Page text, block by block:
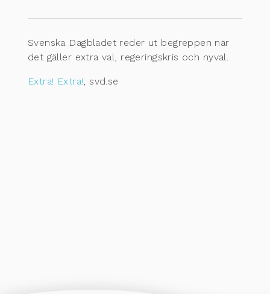
Svenska Dagbladet reder ut begreppen när
det gäller extra val, regeringskris och nyval.
Extra! Extra!, svd.se